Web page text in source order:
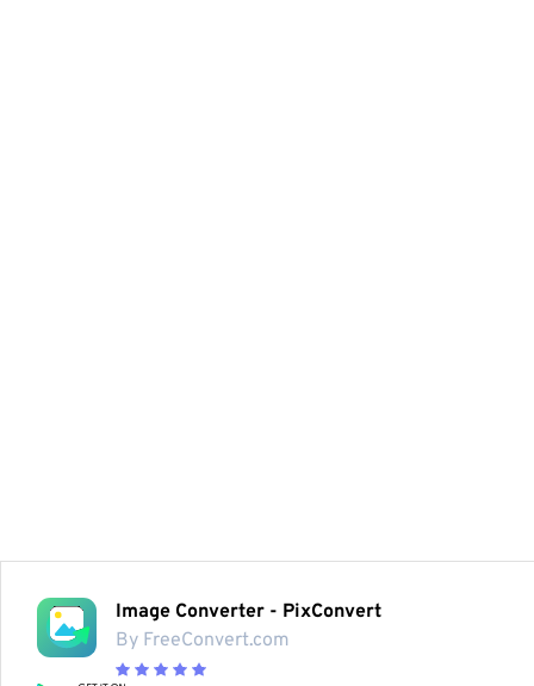
Image Converter - PixConvert
By FreeConvert.com